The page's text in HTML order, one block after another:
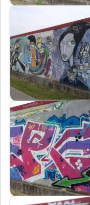
Immagine